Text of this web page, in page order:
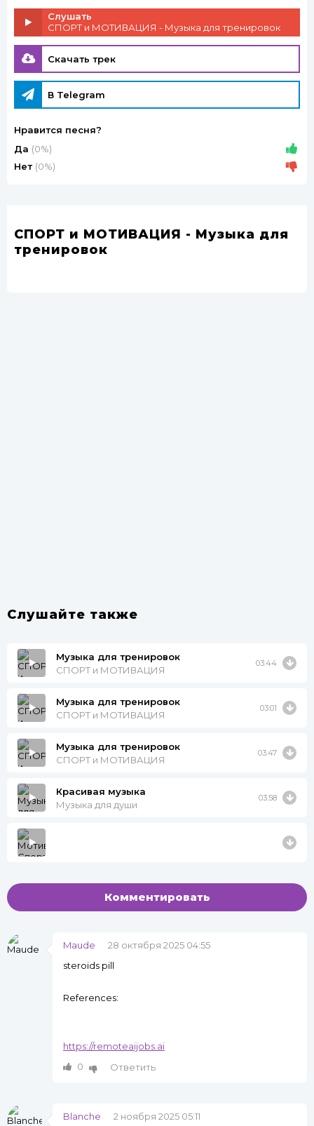
Слушать
СПОРТ и МОТИВАЦИЯ - Музыка для тренировок
Скачать трек
В Telegram
Нравится песня?
Да (0%)
Нет (0%)
СПОРТ и МОТИВАЦИЯ - Музыка для
тренировок
Слушайте также
Музыка для тренировок
СПОРТ и МОТИВАЦИЯ
03:44
Музыка для тренировок
СПОРТ и МОТИВАЦИЯ
03:01
Музыка для тренировок
СПОРТ и МОТИВАЦИЯ
03:47
Красивая музыка
Музыка для души
03:58
Комментировать
Maude
28 октября 2025 04:55
steroids pill
References:
https://remoteaijobs.ai
0
Ответить
Blanche 2 ноября 2025 05:11